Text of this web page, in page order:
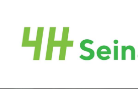
sivun
sisältöön
Seinäjoen 4H-yhdistys